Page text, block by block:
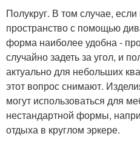
Полукруг. В том случае,
пространство с помощью
форма наиболее удобна -
случайно задеть за угол, и
актуально для небольших
этот вопрос снимают.
могут использоваться для
нестандартной формы,
отдыха в круглом эркере.